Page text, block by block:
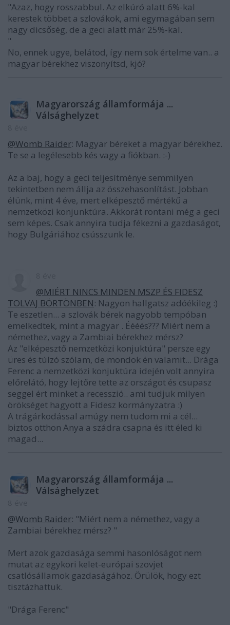
"Azaz, hogy rosszabbul. Az elkúró alatt 6%-kal
kerestek többet a szlovákok, ami egymagában sem
nagy dicsőség, de a geci alatt már 25%-kal.
"
No, ennek ugye, belátod, így nem sok értelme van.. a
magyar bérekhez viszonyítsd, kjó?
Magyarország államformája ...
Válsághelyzet
@Womb Raider: Magyar béreket a magyar bérekhez.
Te se a legélesebb kés vagy a fiókban. :-)
Az a baj, hogy a geci teljesítménye semmilyen
tekintetben nem állja az összehasonlítást. Jobban
élünk, mint 4 éve, mert elképesztő mértékű a
nemzetközi konjunktúra. Akkorát rontani még a geci
sem képes. Csak annyira tudja fékezni a gazdaságot,
hogy Bulgáriához csússzunk le.
@MIÉRT NINCS MINDEN MSZP ÉS FIDESZ
TOLVAJ BÖRTÖNBEN: Nagyon hallgatsz adóékileg :)
Te eszetlen... a szlovák bérek nagyobb tempóban
emelkedtek, mint a magyar . Éééés??? Miért nem a
némethez, vagy a Zambiai bérekhez mérsz?
Az "elképesztő nemzetközi konjuktúra" persze egy
üres és túlzó szólam, de mondok én valamit... Drága
Ferenc a nemzetközi konjuktúra idején volt annyira
előrelátó, hogy lejtőre tette az országot és csupasz
seggel ért minket a recesszió.. ami tudjuk milyen
örökséget hagyott a Fidesz kormányzatra :)
A trágárkodással amúgy nem tudom mi a cél...
biztos otthon Anya a szádra csapna és itt éled ki
magad...
Magyarország államformája ...
Válsághelyzet
@Womb Raider: "Miért nem a némethez, vagy a
Zambiai bérekhez mérsz? "
Mert azok gazdasága semmi hasonlóságot nem
mutat az egykori kelet-európai szovjet
csatlósállamok gazdaságához. Örülök, hogy ezt
tisztázhattuk.
"Drága Ferenc"